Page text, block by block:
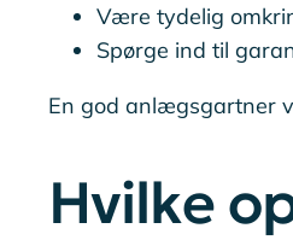
Være tydelig
Spørge ind til
En god anlægsgartner
Hvilke